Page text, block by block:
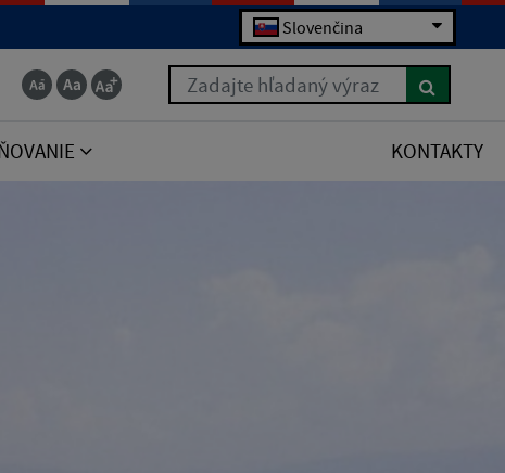
Slovenčina
Zadajte hľadaný výraz
KONTAKTY